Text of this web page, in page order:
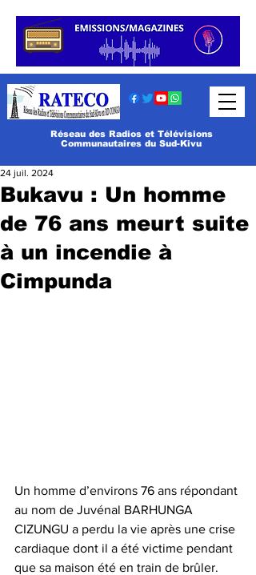
Réseau des Radios et Télévisions
Communautaires du Sud-Kivu
Bukavu : Un homme
de 76 ans meurt suite
à un incendie à
Cimpunda
24 juil. 2024
Un homme d’environs 76 ans répondant
au nom de Juvénal BARHUNGA
CIZUNGU a perdu la vie après une crise
cardiaque dont il a été victime pendant
que sa maison été en train de brûler.